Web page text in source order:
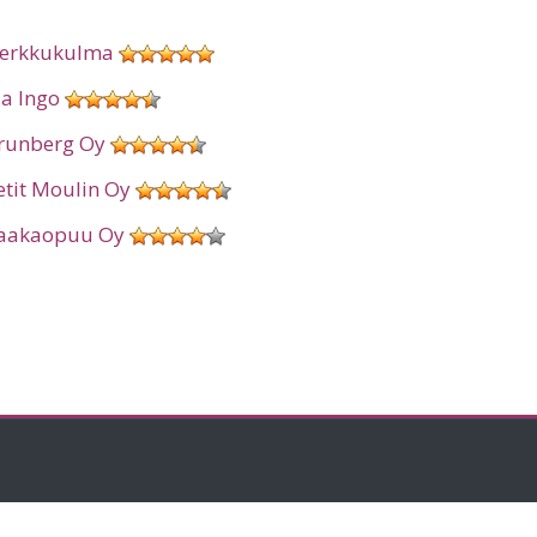
Ingo
Oy
Moulin Oy
Oy